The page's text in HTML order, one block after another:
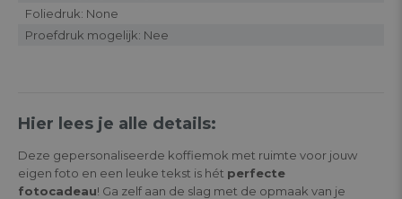
Foliedruk: None
Proefdruk mogelijk: Nee
Hier lees je alle details:
Deze gepersonaliseerde koffiemok met ruimte voor jouw
eigen foto en een leuke tekst is hét perfecte
fotocadeau! Ga zelf aan de slag met de opmaak van je